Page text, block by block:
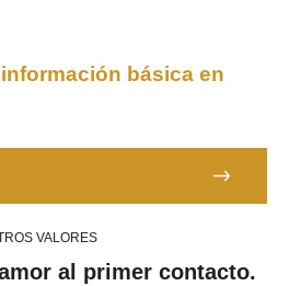
básica en
VALORES
al primer contacto.